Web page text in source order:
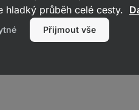
zelených potravin, které jsou
se lze nejčastěji vyskytuje:
hladký průběh celé cesty.
Přijmout vše